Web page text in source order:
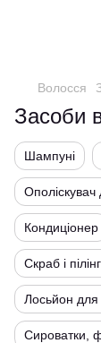
Волосся
Засоби
Шампуні
Кондиціонер
Скраб і
Лосьйон для
Сироватки,